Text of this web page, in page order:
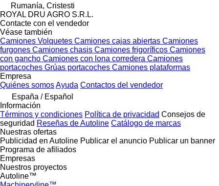
Rumanía, Cristesti
ROYAL DRU AGRO S.R.L.
Contacte con el vendedor
Véase también
Camiones Volquetes Camiones cajas abiertas Camiones
furgones Camiones chasis Camiones frigoríficos Camiones
con gancho Camiones con lona corredera Camiones
portacoches Grúas portacoches Camiones plataformas
Empresa
Quiénes somosAyuda Contactos del vendedor
España / Español
Información
Términos y condiciones Política de privacidad Consejos de
seguridad Reseñas de Autoline Catálogo de marcas
Nuestras ofertas
Publicidad en Autoline Publicar el anuncio Publicar un banner
Programa de afiliados
Empresas
Nuestros proyectos
Autoline™